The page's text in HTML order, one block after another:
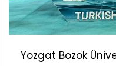
Yozgat Bozok